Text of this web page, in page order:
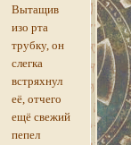
Вытащив
изо рта
трубку, он
слегка
встряхнул
её, отчего
ещё свежий
пепел